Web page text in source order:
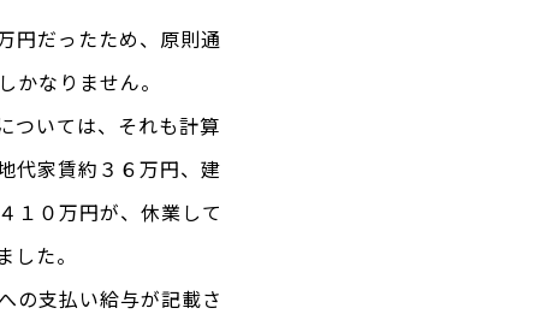
円だったため、原則通
なりません。
ついては、それも計算
代家賃約３６万円、建
１０万円が、休業して
た。
の支払い給与が記載さ